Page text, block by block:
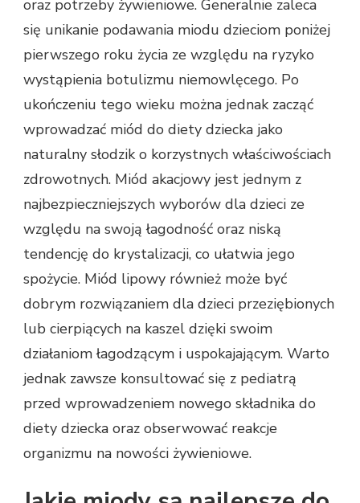
oraz potrzeby żywieniowe. Generalnie zaleca
się unikanie podawania miodu dzieciom poniżej
pierwszego roku życia ze względu na ryzyko
wystąpienia botulizmu niemowlęcego. Po
ukończeniu tego wieku można jednak zacząć
wprowadzać miód do diety dziecka jako
naturalny słodzik o korzystnych właściwościach
zdrowotnych. Miód akacjowy jest jednym z
najbezpieczniejszych wyborów dla dzieci ze
względu na swoją łagodność oraz niską
tendencję do krystalizacji, co ułatwia jego
spożycie. Miód lipowy również może być
dobrym rozwiązaniem dla dzieci przeziębionych
lub cierpiących na kaszel dzięki swoim
działaniom łagodzącym i uspokajającym. Warto
jednak zawsze konsultować się z pediatrą
przed wprowadzeniem nowego składnika do
diety dziecka oraz obserwować reakcje
organizmu na nowości żywieniowe.